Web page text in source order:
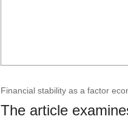
Financial stability as a factor
The article